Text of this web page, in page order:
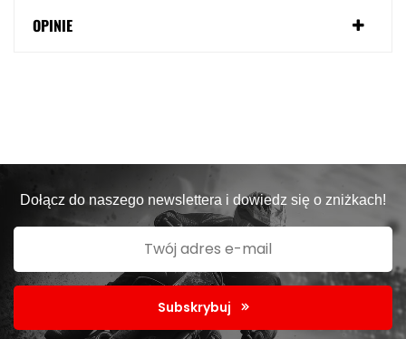
OPINIE
Dołącz do naszego newslettera i dowiedz się o zniżkach!
Subskrybuj